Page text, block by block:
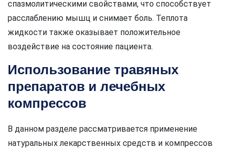
спазмолитическими свойствами, что способствует
расслаблению мышц и снимает боль. Теплота
жидкости также оказывает положительное
воздействие на состояние пациента.
Использование травяных
препаратов и лечебных
компрессов
В данном разделе рассматривается применение
натуральных лекарственных средств и компрессов